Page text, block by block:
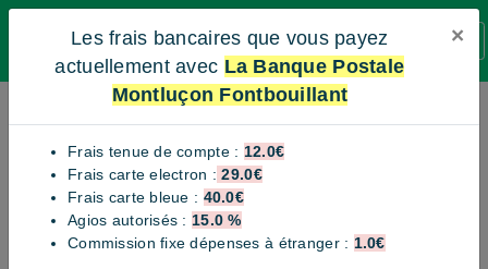
BANQUE SANS FRAIS
La Banque Postale
Montluçon Fontbouillant
Avenue de Fontbouillant - 03100 Montluçon
Voici le numéro de téléphone non surtaxé de l'agence La
Banque Postale Montluçon Fontbouillant si il existe. En effet la
Les frais bancaires que vous payez
actuellement avec La Banque Postale
Montluçon Fontbouillant
×
Frais tenue de compte : 12.0€
Frais carte electron : 29.0€
Frais carte bleue : 40.0€
Agios autorisés : 15.0 %
Commission fixe dépenses à étranger : 1.0€